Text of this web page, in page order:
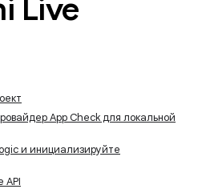
Live
App Check для локальной
и инициализируйте
API